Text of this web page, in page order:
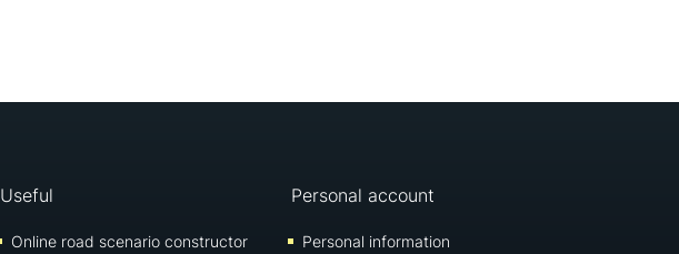
Useful
Online road scenario constructor
Personal account
Personal information